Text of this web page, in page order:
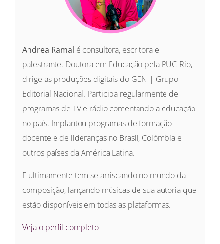
Andrea Ramal é consultora, escritora e
palestrante. Doutora em Educação pela PUC-Rio,
dirige as produções digitais do GEN | Grupo
Editorial Nacional. Participa regularmente de
programas de TV e rádio comentando a educação
no país. Implantou programas de formação
docente e de lideranças no Brasil, Colômbia e
outros países da América Latina.
E ultimamente tem se arriscando no mundo da
composição, lançando músicas de sua autoria que
estão disponíveis em todas as plataformas.
Veja o perfil completo